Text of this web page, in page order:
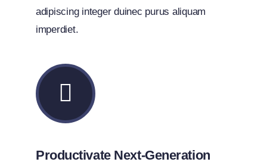
adipiscing integer duinec purus aliquam
imperdiet.
Productivate Next-Generation